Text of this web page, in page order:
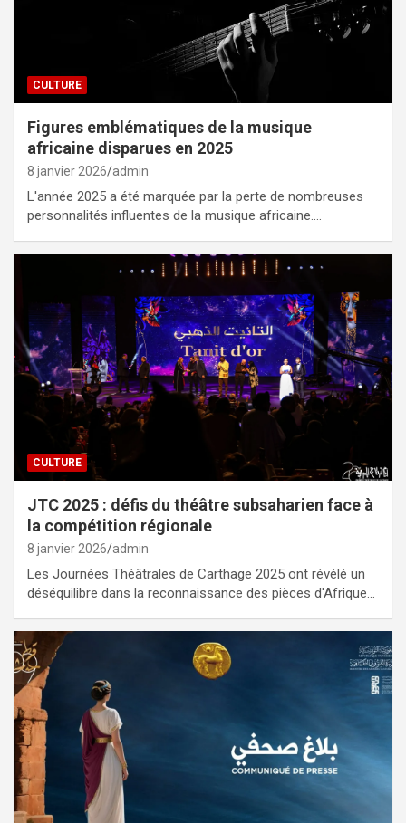
CULTURE
Figures emblématiques de la musique
africaine disparues en 2025
8 janvier 2026 admin
L'année 2025 a été marquée par la perte de nombreuses
personnalités influentes de la musique africaine.…
CULTURE
JTC 2025 : défis du théâtre subsaharien face à
la compétition régionale
8 janvier 2026 admin
Les Journées Théâtrales de Carthage 2025 ont révélé un
déséquilibre dans la reconnaissance des pièces d'Afrique…